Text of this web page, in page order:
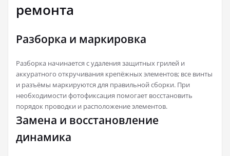
ремонта
Разборка и маркировка
Разборка начинается с удаления защитных грилей и
аккуратного откручивания крепёжных элементов; все винты
и разъёмы маркируются для правильной сборки. При
необходимости фотофиксация помогает восстановить
порядок проводки и расположение элементов.
Замена и восстановление
динамика